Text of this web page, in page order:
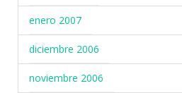
enero 2007
diciembre 2006
noviembre 2006